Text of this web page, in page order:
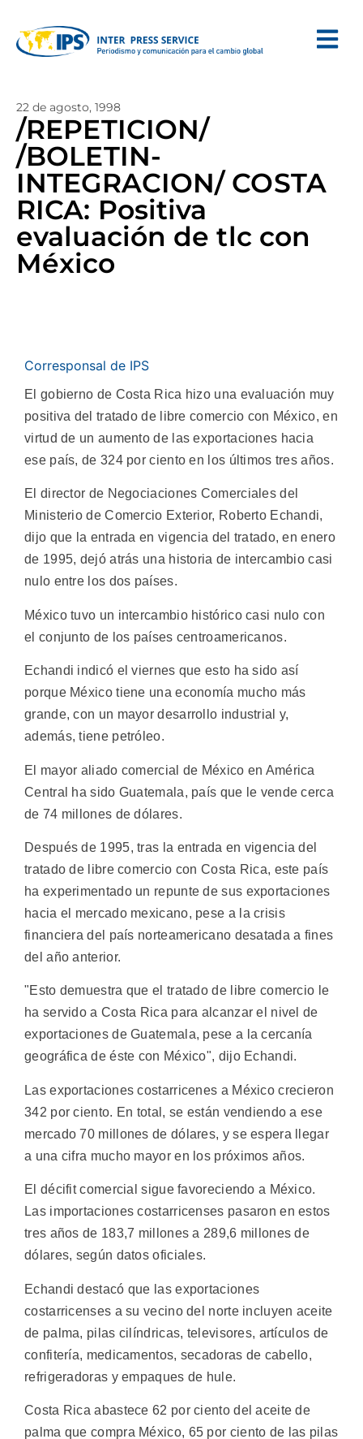
22 de agosto, 1998
/REPETICION/
/BOLETIN-
INTEGRACION/ COSTA
RICA: Positiva
evaluación de tlc con
México
Corresponsal de IPS
El gobierno de Costa Rica hizo una evaluación muy
positiva del tratado de libre comercio con México, en
virtud de un aumento de las exportaciones hacia
ese país, de 324 por ciento en los últimos tres años.
El director de Negociaciones Comerciales del
Ministerio de Comercio Exterior, Roberto Echandi,
dijo que la entrada en vigencia del tratado, en enero
de 1995, dejó atrás una historia de intercambio casi
nulo entre los dos países.
México tuvo un intercambio histórico casi nulo con
el conjunto de los países centroamericanos.
Echandi indicó el viernes que esto ha sido así
porque México tiene una economía mucho más
grande, con un mayor desarrollo industrial y,
además, tiene petróleo.
El mayor aliado comercial de México en América
Central ha sido Guatemala, país que le vende cerca
de 74 millones de dólares.
Después de 1995, tras la entrada en vigencia del
tratado de libre comercio con Costa Rica, este país
ha experimentado un repunte de sus exportaciones
hacia el mercado mexicano, pese a la crisis
financiera del país norteamericano desatada a fines
del año anterior.
"Esto demuestra que el tratado de libre comercio le
ha servido a Costa Rica para alcanzar el nivel de
exportaciones de Guatemala, pese a la cercanía
geográfica de éste con México", dijo Echandi.
Las exportaciones costarricenes a México crecieron
342 por ciento. En total, se están vendiendo a ese
mercado 70 millones de dólares, y se espera llegar
a una cifra mucho mayor en los próximos años.
El décifit comercial sigue favoreciendo a México.
Las importaciones costarricenses pasaron en estos
tres años de 183,7 millones a 289,6 millones de
dólares, según datos oficiales.
Echandi destacó que las exportaciones
costarricenses a su vecino del norte incluyen aceite
de palma, pilas cilíndricas, televisores, artículos de
confitería, medicamentos, secadoras de cabello,
refrigeradoras y empaques de hule.
Costa Rica abastece 62 por ciento del aceite de
palma que compra México, 65 por ciento de las pilas